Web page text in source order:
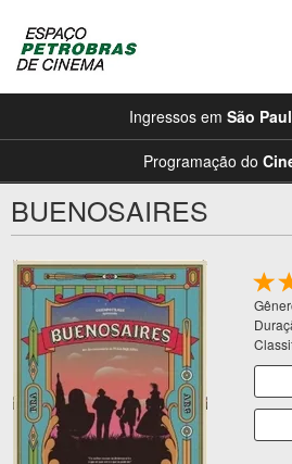
Ingressos em São
Programação do
BUENOSAIRES